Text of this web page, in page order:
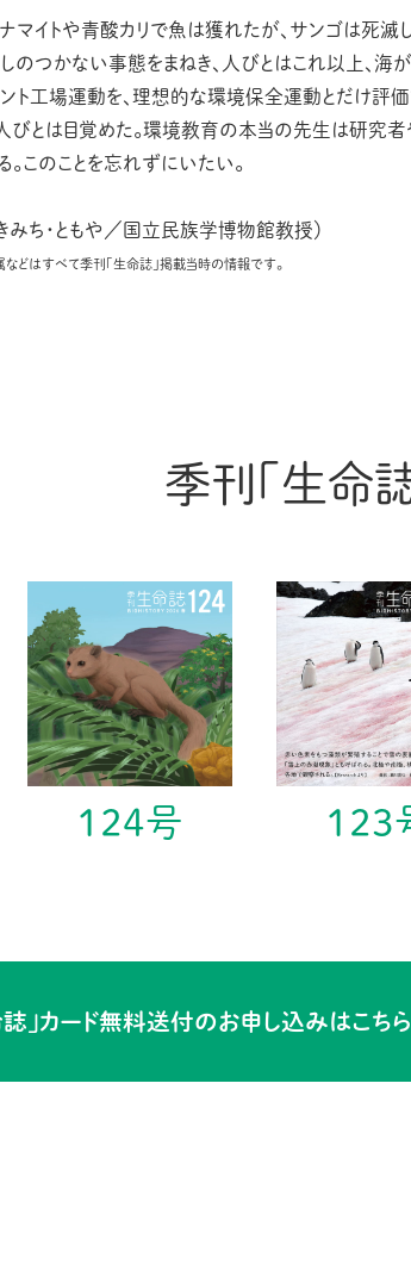
マイトや青酸カリで魚は獲れたが、サンゴは死滅
のつかない事態をまねき、人びとはこれ以上、
ト工場運動を、理想的な環境保全運動とだけ評
びとは目覚めた。環境教育の本当の先生は研究
。このことを忘れずにいたい。
みち・ともや／国立民族学博物館教授）
どはすべて季刊「生命誌」掲載当時の情報です。
季刊「生命
124号 123
」カード無料送付のお申し込みはこちら